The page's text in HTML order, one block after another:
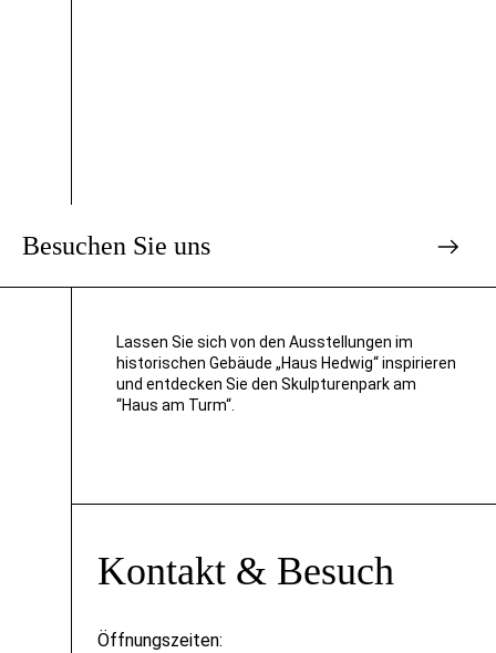
Besuchen Sie uns
Lassen Sie sich von den Ausstellungen im
historischen Gebäude „Haus Hedwig“ inspirieren
und entdecken Sie den Skulpturenpark am
“Haus am Turm“.
Kontakt & Besuch
Öffnungszeiten: